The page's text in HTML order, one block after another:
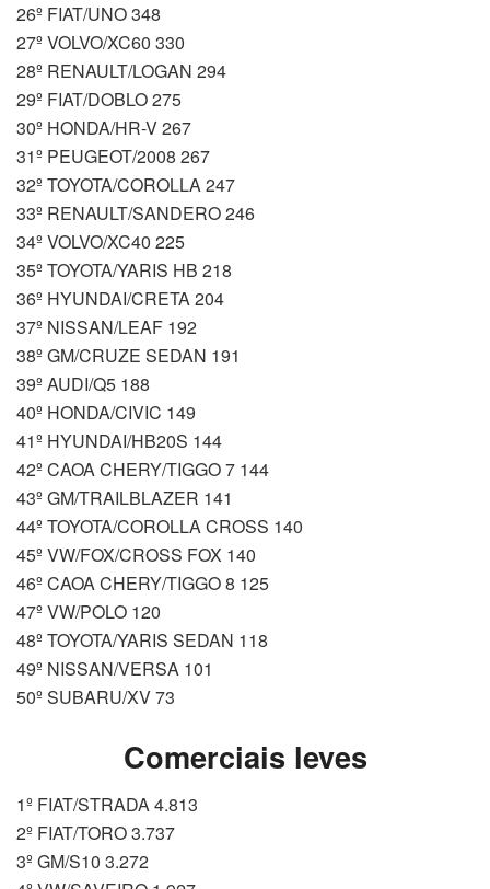
26º FIAT/UNO 348
27º VOLVO/XC60 330
28º RENAULT/LOGAN 294
29º FIAT/DOBLO 275
30º HONDA/HR-V 267
31º PEUGEOT/2008 267
32º TOYOTA/COROLLA 247
33º RENAULT/SANDERO 246
34º VOLVO/XC40 225
35º TOYOTA/YARIS HB 218
36º HYUNDAI/CRETA 204
37º NISSAN/LEAF 192
38º GM/CRUZE SEDAN 191
39º AUDI/Q5 188
40º HONDA/CIVIC 149
41º HYUNDAI/HB20S 144
42º CAOA CHERY/TIGGO 7 144
43º GM/TRAILBLAZER 141
44º TOYOTA/COROLLA CROSS 140
45º VW/FOX/CROSS FOX 140
46º CAOA CHERY/TIGGO 8 125
47º VW/POLO 120
48º TOYOTA/YARIS SEDAN 118
49º NISSAN/VERSA 101
50º SUBARU/XV 73
Comerciais leves
1º FIAT/STRADA 4.813
2º FIAT/TORO 3.737
3º GM/S10 3.272